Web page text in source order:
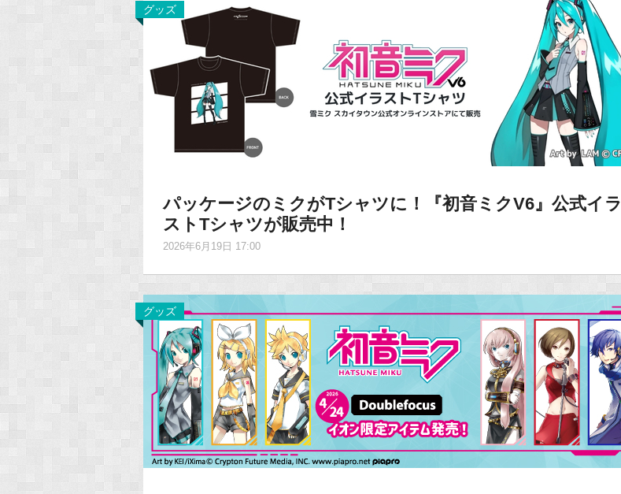
グッズ
パッケージのミクがTシャツに！『初音ミクV6』公式イラ
ストTシャツが販売中！
2026年6月19日 17:00
グッズ